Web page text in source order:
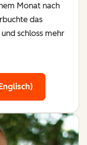
Monat nach
das
schloss mehr